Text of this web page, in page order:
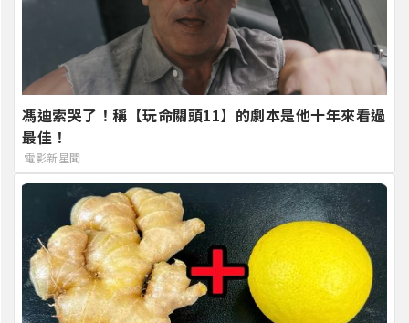
馮迪索哭了！稱【玩命關頭11】的劇本是他十年來看過
最佳！
電影新星聞